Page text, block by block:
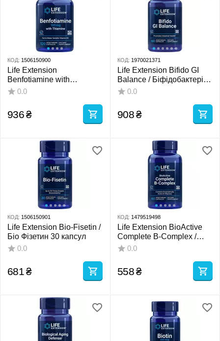
КОД: 1506150900
Life Extension
Benfotiamine with
Thiamine / Бенфотіамін з
0.0
936₴
КОД: 1970021371
Life Extension Bifido GI
Balance / Біфідобактерії
Bifidobacterium longum
0.0
908₴
КОД: 1506150901
Life Extension Bio-Fisetin /
Біо Фізетин 30 капсул
0.0
681₴
КОД: 1479519498
Life Extension BioActive
Complete B-Complex /
Біоактивні комплекс
0.0
558₴